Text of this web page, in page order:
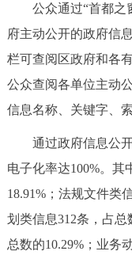
公众通过“首都之窗
府主动公开的政府信
栏可查阅区政府和各
公众查阅各单位主动
信息名称、关键字、
通过政府信息公开
电子化率达100%。其
18.91%；法规文件类
划类信息312条，占总
总数的10.29%；业务